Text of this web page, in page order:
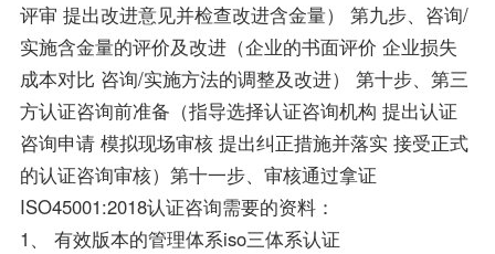
评审 提出改进意见并检查改进含金量） 第九步、咨询/
实施含金量的评价及改进（企业的书面评价 企业损失
成本对比 咨询/实施方法的调整及改进） 第十步、第三
方认证咨询前准备（指导选择认证咨询机构 提出认证
咨询申请 模拟现场审核 提出纠正措施并落实 接受正式
的认证咨询审核）第十一步、审核通过拿证
ISO45001:2018认证咨询需要的资料：
1、 有效版本的管理体系iso三体系认证